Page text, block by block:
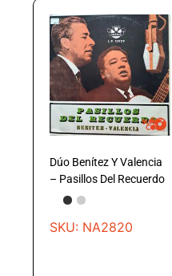
Dúo Benítez Y Valencia
– Pasillos Del Recuerdo
SKU: NA2820